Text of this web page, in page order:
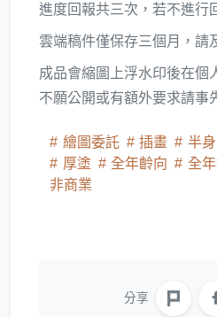
進度回報共三次，若不進行
雲端稿件僅保存三個月，請
成品會縮圖上浮水印後在個
不願公開或有額外要求請事
繪圖委託 插畫 半身
厚塗
全年齡向 全
非商業
分享